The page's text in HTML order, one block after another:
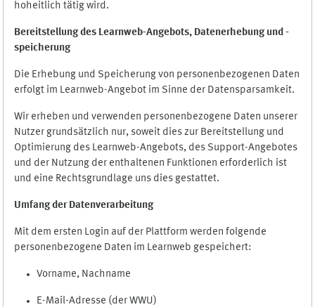
hoheitlich tätig wird.
Bereitstellung des Learnweb-Angebots, Datenerhebung und -
speicherung
Die Erhebung und Speicherung von personenbezogenen Daten
erfolgt im Learnweb-Angebot im Sinne der Datensparsamkeit.
Wir erheben und verwenden personenbezogene Daten unserer
Nutzer grundsätzlich nur, soweit dies zur Bereitstellung und
Optimierung des Learnweb-Angebots, des Support-Angebotes
und der Nutzung der enthaltenen Funktionen erforderlich ist
und eine Rechtsgrundlage uns dies gestattet.
Umfang der Datenverarbeitung
Mit dem ersten Login auf der Plattform werden folgende
personenbezogene Daten im Learnweb gespeichert:
Vorname, Nachname
E-Mail-Adresse (der WWU)